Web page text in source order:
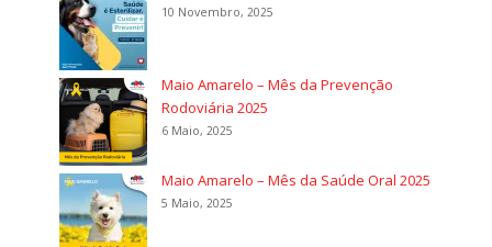
10 Novembro, 2025
Maio Amarelo – Mês da Prevenção
Rodoviária 2025
6 Maio, 2025
Maio Amarelo – Mês da Saúde Oral 2025
5 Maio, 2025